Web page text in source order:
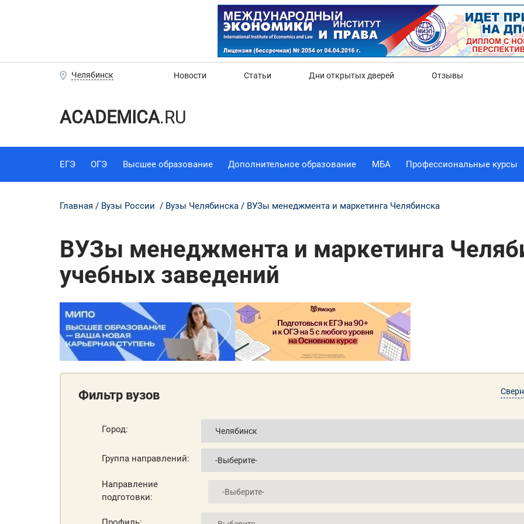
Челябинск Новости Статьи Дни открытых дверей Отзывы
ACADEMICA.RU
ЕГЭ ОГЭ Высшее образование Дополнительное образование МБА Профессиональные курсы
Главная Вузы России Вузы Челябинска ВУЗы менеджмента и маркетинга Челябинска
ВУЗы менеджмента и маркетинга
учебных заведений
Фильтр вузов
Город:
Группа направлений:
Направление
подготовки:
Нет